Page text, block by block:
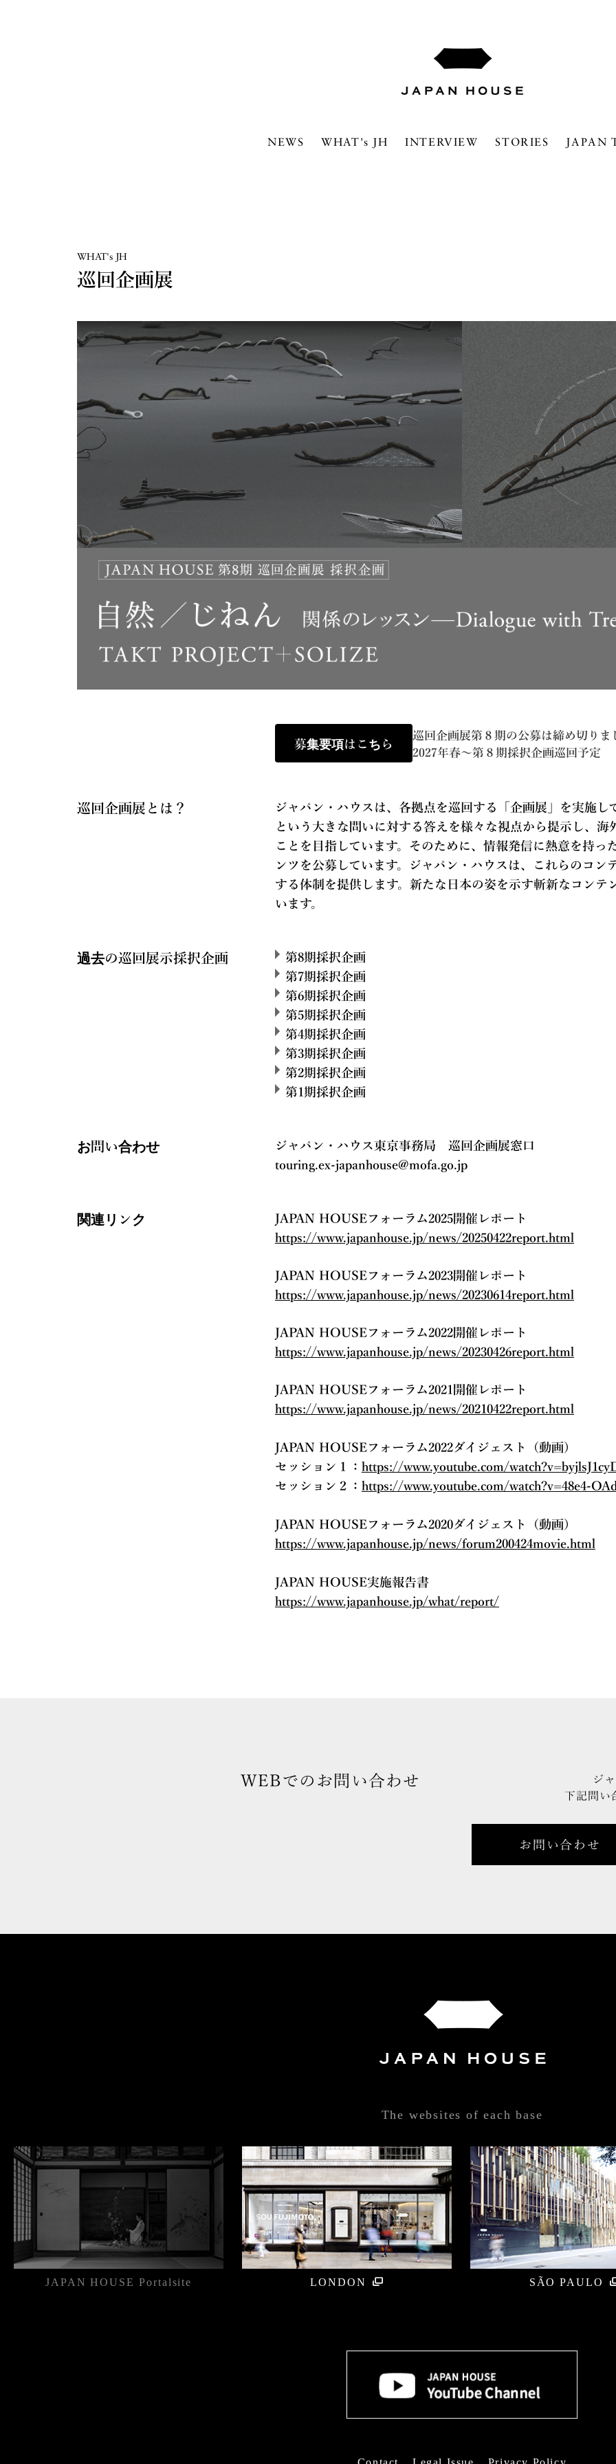
NEWS WHAT's JH INTERVIEW STORIES JAPAN
WHAT's JH
巡回企画展
募集要項はこちら
巡回企画展第８期の公募は締め切りま
2027年春～第８期採択企画巡回予定
巡回企画展とは？
ジャパン・ハウスは、各拠点を巡回する「企画展」を実施し
という大きな問いに対する答えを様々な視点から提示し、
ことを目指しています。そのために、情報発信に熱意を持
ンツを公募しています。ジャパン・ハウスは、これらのコ
する体制を提供します。新たな日本の姿を示す斬新なコン
います。
過去の巡回展示採択企画
第8期採択企画
第7期採択企画
第6期採択企画
第5期採択企画
第4期採択企画
第3期採択企画
第2期採択企画
第1期採択企画
お問い合わせ
ジャパン・ハウス東京事務局 巡回企画展窓口
touring.ex-japanhouse@mofa.go.jp
関連リンク
JAPAN HOUSEフォーラム2025開催レポート
https://www.japanhouse.jp/news/20250422report.html
JAPAN HOUSEフォーラム2023開催レポート
https://www.japanhouse.jp/news/20230614report.html
JAPAN HOUSEフォーラム2022開催レポート
https://www.japanhouse.jp/news/20230426report.html
JAPAN HOUSEフォーラム2021開催レポート
https://www.japanhouse.jp/news/20210422report.html
JAPAN HOUSEフォーラム2022ダイジェスト（動画）
セッション１： https://www.youtube.com/
セッション２： https://www.youtube.com/watch?v=48e4-
JAPAN HOUSEフォーラム2020ダイジェスト（動画）
https://www.japanhouse.jp/news/forum200424movie.html
JAPAN HOUSE実施報告書
https://www.japanhouse.jp/what/report/
WEBでのお問い合わせ
ジ
下記問い
お問い合わせ
The websites of each base
JAPAN HOUSE Portalsite LONDON SÃO PAULO